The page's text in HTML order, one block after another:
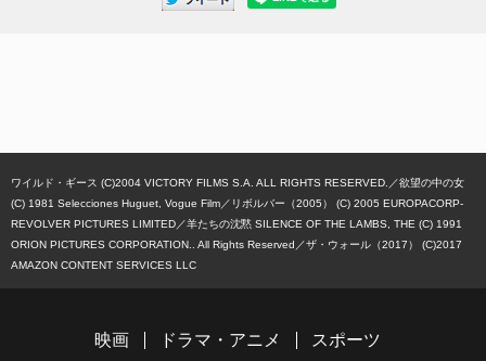
ワイルド・ギース (C)2004 VICTORY FILMS S.A. ALL RIGHTS RESERVED.
欲望の中の女
(C) 1981 Selecciones Huguet, Vogue Film
リボルバー（2005） (C) 2005 EUROPACORP-
REVOLVER PICTURES LIMITED
羊たちの沈黙 SILENCE OF THE LAMBS, THE (C) 1991
ORION PICTURES CORPORATION.. All Rights Reserved
ザ・ウォール（2017） (C)2017
AMAZON CONTENT SERVICES LLC
映画 ドラマ・アニメ スポーツ